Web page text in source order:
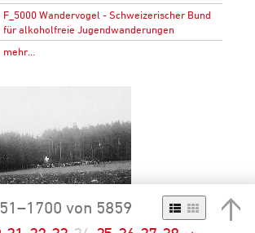
F_5000 Wandervogel - Schweizerischer Bund
für alkoholfreie Jugendwanderungen
mehr…
von 5859